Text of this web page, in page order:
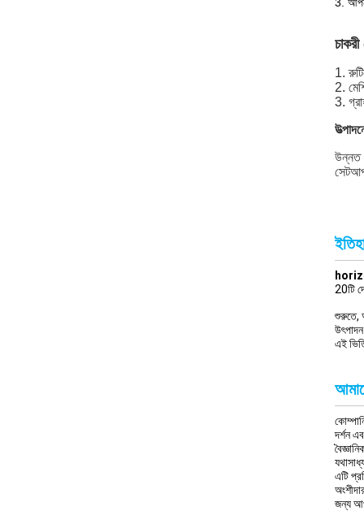
1.
2.
3.
উন্নত
সেটআপ
20টি
শুরুতে,
এই
দর্শন
এটি
জন্য